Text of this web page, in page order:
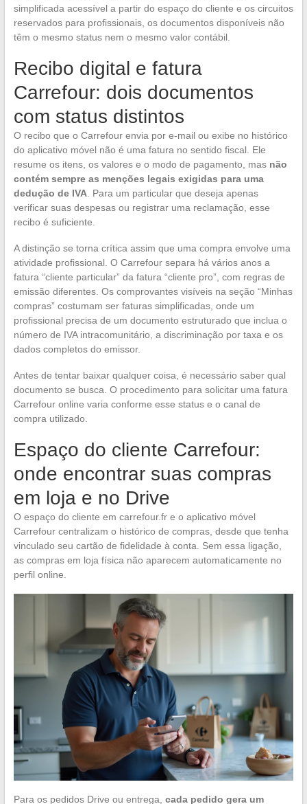
simplificada acessível a partir do espaço do cliente e os circuitos
reservados para profissionais, os documentos disponíveis não
têm o mesmo status nem o mesmo valor contábil.
Recibo digital e fatura
Carrefour: dois documentos
com status distintos
O recibo que o Carrefour envia por e-mail ou exibe no histórico
do aplicativo móvel não é uma fatura no sentido fiscal. Ele
resume os itens, os valores e o modo de pagamento, mas não
contém sempre as menções legais exigidas para uma
dedução de IVA. Para um particular que deseja apenas
verificar suas despesas ou registrar uma reclamação, esse
recibo é suficiente.
A distinção se torna crítica assim que uma compra envolve uma
atividade profissional. O Carrefour separa há vários anos a
fatura “cliente particular” da fatura “cliente pro”, com regras de
emissão diferentes. Os comprovantes visíveis na seção “Minhas
compras” costumam ser faturas simplificadas, onde um
profissional precisa de um documento estruturado que inclua o
número de IVA intracomunitário, a discriminação por taxa e os
dados completos do emissor.
Antes de tentar baixar qualquer coisa, é necessário saber qual
documento se busca. O procedimento para solicitar uma fatura
Carrefour online varia conforme esse status e o canal de
compra utilizado.
Espaço do cliente Carrefour:
onde encontrar suas compras
em loja e no Drive
O espaço do cliente em carrefour.fr e o aplicativo móvel
Carrefour centralizam o histórico de compras, desde que tenha
vinculado seu cartão de fidelidade à conta. Sem essa ligação,
as compras em loja física não aparecem automaticamente no
perfil online.
Para os pedidos Drive ou entrega, cada pedido gera um